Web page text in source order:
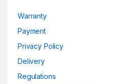
Warranty
Payment
Privacy Policy
Delivery
Regulations